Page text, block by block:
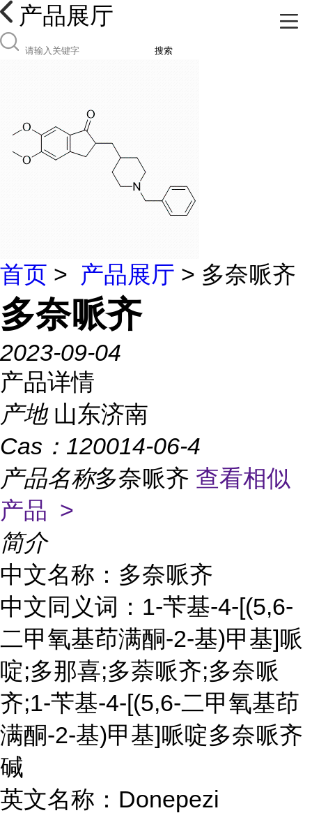
产品展厅
搜索
首页 > 产品展厅 > 多奈哌齐
多奈哌齐
2023-09-04
产品详情
产地 山东济南
Cas： 120014-06-4
产品名称多奈哌齐 查看相似
产品 >
简介
中文名称：多奈哌齐
中文同义词：1-苄基-4-[(5,6-
二甲氧基茚满酮-2-基)甲基]哌
啶;多那喜;多萘哌齐;多奈哌
齐;1-苄基-4-[(5,6-二甲氧基茚
满酮-2-基)甲基]哌啶多奈哌齐
碱
英文名称：Donepezi